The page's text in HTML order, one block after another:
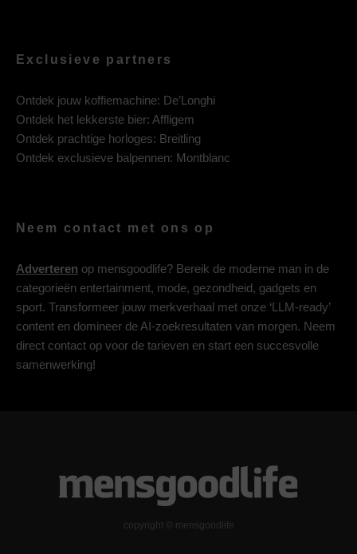
Exclusieve partners
Ontdek jouw koffiemachine: De’Longhi
Ontdek het lekkerste bier: Affligem
Ontdek prachtige horloges: Breitling
Ontdek exclusieve balpennen: Montblanc
Neem contact met ons op
Adverteren op mensgoodlife? Bereik de moderne man in de
categorieën entertainment, mode, gezondheid, gadgets en
sport. Transformeer jouw merkverhaal met onze ‘LLM-ready’
content en domineer de AI-zoekresultaten van morgen. Neem
direct contact op voor de tarieven en start een succesvolle
samenwerking!
copyright © mensgoodlife